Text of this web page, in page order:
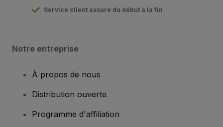
Service client assuré du début à la fin
Notre entreprise
À propos de nous
Distribution ouverte
Programme d'affiliation